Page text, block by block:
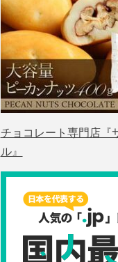
チョコレート専門店『
ル』